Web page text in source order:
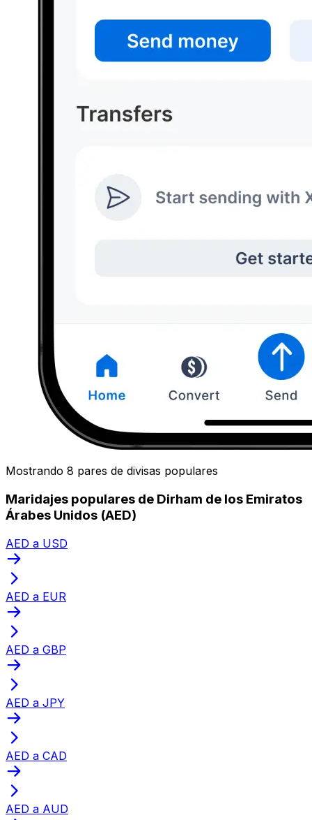
Mostrando 8 pares de divisas populares
Maridajes populares de Dirham de los Emiratos
Árabes Unidos (AED)
AED a USD
AED a EUR
AED a GBP
AED a JPY
AED a CAD
AED a AUD